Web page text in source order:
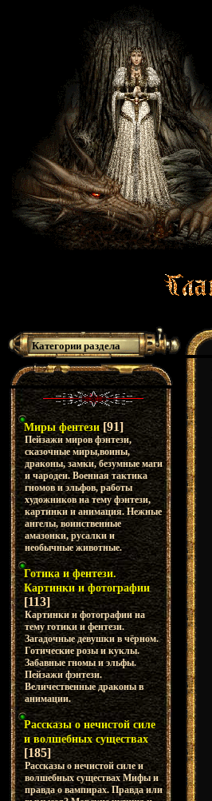
Категории раздела
Миры фентези [91]
Пейзажи миров фэнтези,
сказочные миры,воины,
драконы, замки, безумные маги
и чародеи. Военная тактика
гномов и эльфов, работы
художников на тему фэнтези,
картинки и анимация. Нежные
ангелы, воинственные
амазонки, русалки и
необычные животные.
Готика и фентези.
Картинки и фотографии
[113]
Картинки и фотографии на
тему готики и фентези.
Загадочные девушки в чёрном.
Готические розы и куклы.
Забавные гномы и эльфы.
Пейзажи фэнтези.
Величественные драконы в
анимации.
Рассказы о нечистой силе
и волшебных существах
[185]
Рассказы о нечистой силе и
волшебных существах Мифы и
правда о вампирах. Правда или